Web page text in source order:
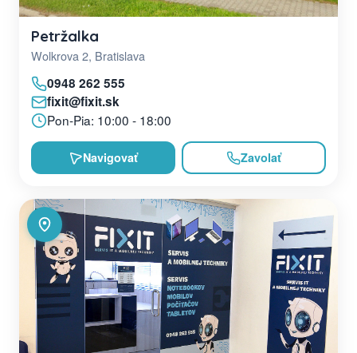
Petržalka
Wolkrova 2, Bratislava
0948 262 555
fixit@fixit.sk
Pon-Pia: 10:00 - 18:00
Navigovať Zavolať